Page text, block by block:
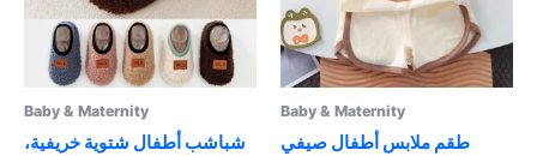
chosen
on
the
page
Baby & Maternity
شباشب أطفال شتوية خريفية،
Baby & Maternity
طقم ملابس أطفال صيفي